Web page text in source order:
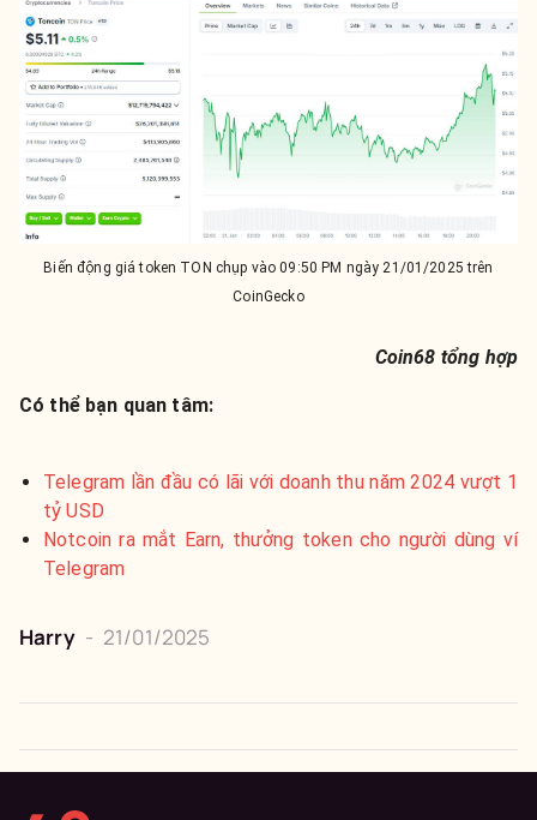
Biến động giá token TON chụp vào 09:50 PM ngày 21/01/2025 trên
CoinGecko
Coin68 tổng hợp
Có thể bạn quan tâm:
Telegram lần đầu có lãi với doanh thu năm 2024 vượt 1
tỷ USD
Notcoin ra mắt Earn, thưởng token cho người dùng ví
Telegram
Harry - 21/01/2025